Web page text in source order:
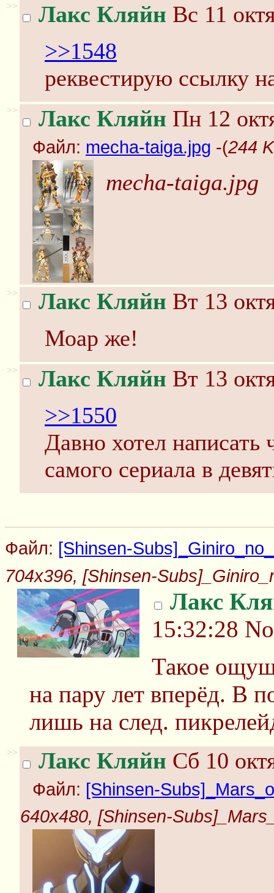
>> Лакс Кляйн Вс 11
>>1548
реквестирую ссылку
>> Лакс Кляйн Пн 12
Файл: mecha-taiga.jpg -(244
mecha-taiga.jpg
>> Лакс Кляйн Вт 13
Моар же!
>> Лакс Кляйн Вт 13
>>1550
Давно хотел написать
самого сериала в
Файл: [Shinsen-
704x396, [Shinsen-
Лакс
15:32:28
Такое
на пару лет вперёд. В
лишь на след.
>> Лакс Кляйн Сб 10
Файл: [Shinsen-
640x480, [Shinsen-